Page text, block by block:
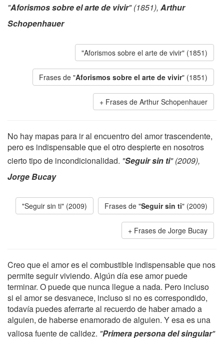
"Aforismos sobre el arte de vivir" (1851), Arthur
Schopenhauer
"Aforismos sobre el arte de vivir" (1851)
Frases de "Aforismos sobre el arte de vivir" (1851)
Frases de Arthur Schopenhauer
No hay mapas para ir al encuentro del amor trascendente,
pero es indispensable que el otro despierte en nosotros
cierto tipo de incondicionalidad. "Seguir sin ti" (2009),
Jorge Bucay
"Seguir sin ti" (2009) Frases de "Seguir sin ti" (2009)
Frases de Jorge Bucay
Creo que el amor es el combustible indispensable que nos
permite seguir viviendo. Algún día ese amor puede
terminar. O puede que nunca llegue a nada. Pero incluso
si el amor se desvanece, incluso si no es correspondido,
todavía puedes aferrarte al recuerdo de haber amado a
alguien, de haberse enamorado de alguien. Y esa es una
valiosa fuente de calidez. "Primera persona del singular"